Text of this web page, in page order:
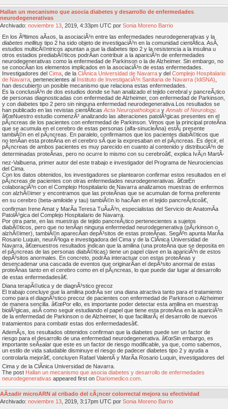
Hallan un mecanismo que asocia diabetes y desarrollo de enfermedades
neurodegenerativas
Archivado: noviembre 13 , 2019, 4:33pm UTC por Sonia Moreno Barrio
En los Ãºltimos aÃ±os, la asociaciÃ³n entre las enfermedades neurodegenerativas y la
diabetes mellitus tipo 2 ha sido objeto de investigaciÃ³n en la comunidad cientÃ­fica. AsÃ­,
estudios multicÃ©ntricos apuntan a que la diabetes tipo 2 y la resistencia a la insulina u
otros estadios prediabÃ©ticos podrÃ­an contribuir a la apariciÃ³n de enfermedades
neurodegenerativas como la enfermedad de Parkinson o la de Alzheimer. Sin embargo, no
se conocÃ­an los elementos implicados en la asociaciÃ³n de estas enfermedades.
Investigadores del Cima , de la ClÃ­nica Universidad de Navarra y del Complejo Hospitalario
de Navarra , pertenecientes al Instituto de InvestigaciÃ³n Sanitaria de Navarra (IdiSNA)
han descubierto un posible mecanismo que relaciona estas enfermedades.
Es la conclusiÃ³n de dos estudios donde se han analizado el tejido cerebral y pancreÃ¡tico
de personas diagnosticadas con enfermedad de Alzheimer, con enfermedad de Parkinson,
y con diabetes tipo 2 pero sin ninguna enfermedad neurodegenerativa.Los resultados se
han publicado en las revistas cientÃ­ficas Acta Neuropathologica y Annals of Neurology.
â€œNuestro estudio comenzÃ³ analizando las alteraciones patolÃ³gicas presentes en el
pÃ¡ncreas de los pacientes con enfermedad de Parkinson. Vimos que la principal proteÃ­na
que se acumula en el cerebro de estas personas (alfa-sinucleÃ­na) estÃ¡ presente
tambiÃ©n en el pÃ¡ncreas. En paralelo, confirmamos que los pacientes diabÃ©ticos que
no tenÃ­an esta proteÃ­na en el cerebro sÃ­ que la expresaban en el pÃ¡ncreas. Es decir, el
pÃ¡ncreas de ambos pacientes es muy parecido en cuanto al contenido y distribuciÃ³n de
determinadas proteÃ­nas, pero no ocurre lo mismo con su cerebroâ€, explica IvÃ¡n MartÃ­
nez-Valbuena, primer autor del este trabajo e investigador del Programa de Neurociencias
del Cima.
Con los datos obtenidos, los investigadores se plantearon confirmar estos resultados en el
pÃ¡ncreas de pacientes con otras enfermedades neurodegenerativas. â€œEn
colaboraciÃ³n con el Complejo Hospitalario de Navarra analizamos muestras de enfermos
con alzhÃ©imer y encontramos que las proteÃ­nas que se acumulan de forma preferente
en su cerebro (beta-amiloide y tau) tambiÃ©n lo hacÃ­an en el tejido pancreÃ¡ticoâ€,
confirman Irene Amat y MarÃ­a Teresa TuÃ±Ã³n, especialistas del Servicio de AnatomÃ­a
PatolÃ³gica del Complejo Hospitalario de Navarra.
Por otra parte, en las muestras de tejido pancreÃ¡tico pertenecientes a sujetos
diabÃ©ticos, pero que no tenÃ­an ninguna enfermedad neurodegenerativa (pÃ¡rkinson o
alzhÃ©imer), tambiÃ©n aparecÃ­an depÃ³sitos de estas proteÃ­nas. SegÃºn apunta MarÃ­a
Rosario Luquin, neurÃ³loga e investigadora del Cima y de la ClÃ­nica Universidad de
Navarra, â€œnuestros resultados indican que la amilina (una proteÃ­na que se deposita en
el pÃ¡ncreas de las personas diabÃ©ticas) tiene un papel clave en la apariciÃ³n de estos
depÃ³sitos anormales. En concreto, podrÃ­a interactuar con estas proteÃ­nas y
desencadenar una cascada de eventos que originarÃ­an el depÃ³sito anormal de estas
proteÃ­nas tanto en el cerebro como en el pÃ¡ncreas, lo que puede dar lugar al desarrollo
de estas enfermedadesâ€.
Diana terapÃ©utica y de diagnÃ³stico precoz
El trabajo concluye que la amilina podrÃ­a ser una diana atractiva tanto para el tratamiento
como para el diagnÃ³stico precoz de pacientes con enfermedad de Parkinson o Alzheimer
de manera sencilla. â€œPor ello, es importante poder detectar esta amilina en muestras
biolÃ³gicas, asÃ­ como seguir estudiando el papel que tiene esta proteÃ­na en la apariciÃ³n
de la enfermedad de Parkinson o de Alzheimer, lo que facilitarÃ¡ el desarrollo de nuevos
tratamientos para combatir estas dos enfermedadesâ€.
AdemÃ¡s, los resultados obtenidos confirman que la diabetes puede ser un factor de
riesgo para el desarrollo de una enfermedad neurodegenerativa. â€œSin embargo, es
importante seÃ±alar que este es un factor de riesgo modificable, ya que, como sabemos,
un estilo de vida saludable disminuye el riesgo de padecer diabetes tipo 2 y ayuda a
controlarla mejorâ€, concluyen Rafael ValentÃ­ y MarÃ­a Rosario Luquin, investigadores del
Cima y de la ClÃ­nica Universidad de Navarra.
The post Hallan un mecanismo que asocia diabetes y desarrollo de enfermedades
neurodegenerativas appeared first on Diariomedico.com
AÃ±adir microARN al cribado del cÃ¡ncer colorrectal mejora su efectividad
Archivado: noviembre 13 , 2019, 3:17pm UTC por Sonia Moreno Barrio